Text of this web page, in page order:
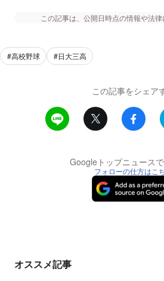
この記事は、公開日時点の情報や法律
#高校野球 #日大三高
この記事をシェア
Googleトップニュース
フォローの仕方はこ
オススメ記事